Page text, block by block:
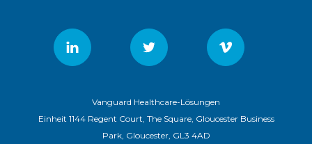
Vanguard Healthcare-Lösungen
Einheit 1144 Regent Court, The Square, Gloucester Business
Park, Gloucester, GL3 4AD